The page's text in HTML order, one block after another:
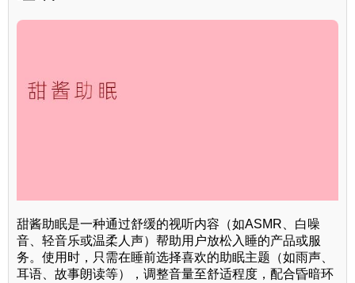
甜酱助眠是一种通过舒缓的视听内容（如ASMR、白噪
音、轻音乐或温柔人声）帮助用户放松入睡的产品或服
务。使用时，只需在睡前选择喜欢的助眠主题（如雨声、
耳语、故事朗读等），调整音量至舒适程度，配合昏暗环